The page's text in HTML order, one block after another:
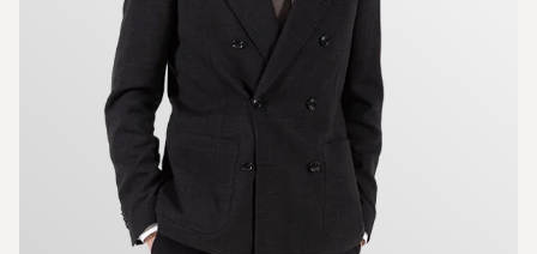
och sociala sammanhang i en trivsam miljö.
Gryta är ett omtyckt och barnvänligt område med
närhet till förskolor, skolor och lekplatser. I
närområdet finns matbutiker, vårdcentral, apotek
och övrig service. För ett större utbud ligger
Erikslunds shoppingområde på bekvämt avstånd